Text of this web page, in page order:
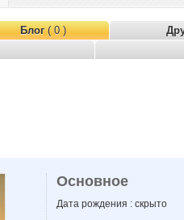
Блог( 0 )
Основное
Дата рождения : скрыто